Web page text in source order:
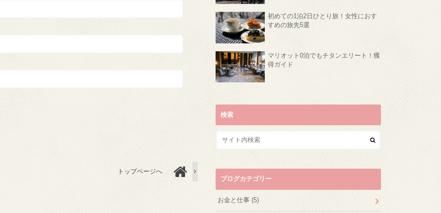
トップページへ
初めての1泊2日ひとり旅！女性におす
すめの旅先5選
マリオット0泊でもチタンエリート！獲
得ガイド
検索
ブログカテゴリー
お金と仕事 (5)